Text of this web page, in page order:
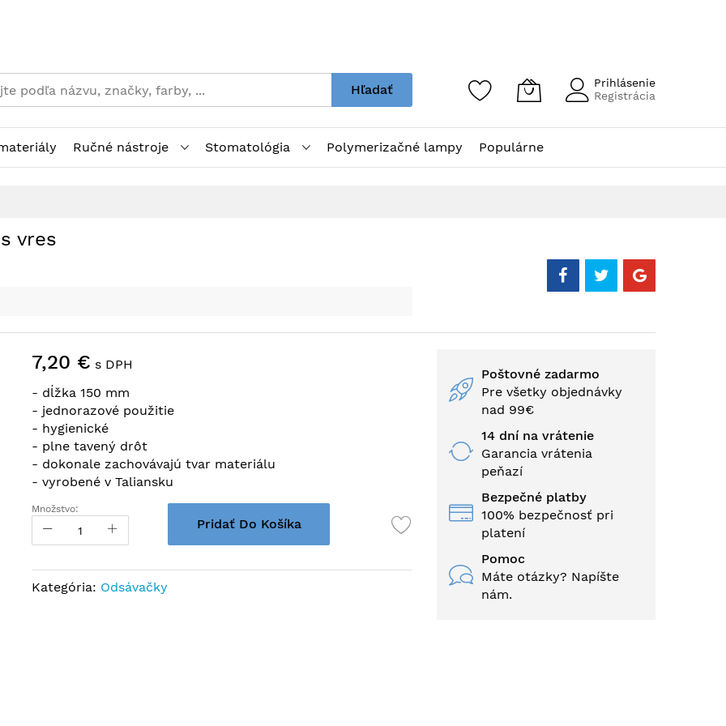
Hľadať
Prihlásenie
Registrácia
Ručné nástroje Stomatológia Polymerizačné lampy Populárne
vres
7,20 € s DPH
- dĺžka 150 mm
- jednorazové použitie
- hygienické
- plne tavený drôt
- dokonale zachovávajú tvar materiálu
- vyrobené v Taliansku
Množstvo:
Pridať Do Košíka
Kategória: Odsávačky
Poštovné zadarmo
Pre všetky objednávky
nad 99€
14 dní na vrátenie
Garancia vrátenia
peňazí
Bezpečné platby
100% bezpečnosť pri
platení
Pomoc
Máte otázky? Napíšte
nám.